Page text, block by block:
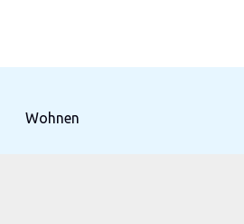
Wohnen